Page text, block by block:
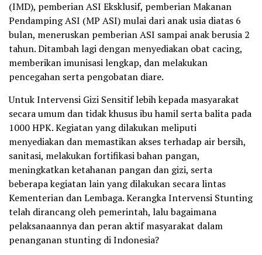
(IMD), pemberian ASI Eksklusif, pemberian Makanan
Pendamping ASI (MP ASI) mulai dari anak usia diatas 6
bulan, meneruskan pemberian ASI sampai anak berusia 2
tahun. Ditambah lagi dengan menyediakan obat cacing,
memberikan imunisasi lengkap, dan melakukan
pencegahan serta pengobatan diare.
Untuk Intervensi Gizi Sensitif lebih kepada masyarakat
secara umum dan tidak khusus ibu hamil serta balita pada
1000 HPK. Kegiatan yang dilakukan meliputi
menyediakan dan memastikan akses terhadap air bersih,
sanitasi, melakukan fortifikasi bahan pangan,
meningkatkan ketahanan pangan dan gizi, serta
beberapa kegiatan lain yang dilakukan secara lintas
Kementerian dan Lembaga. Kerangka Intervensi Stunting
telah dirancang oleh pemerintah, lalu bagaimana
pelaksanaannya dan peran aktif masyarakat dalam
penanganan stunting di Indonesia?